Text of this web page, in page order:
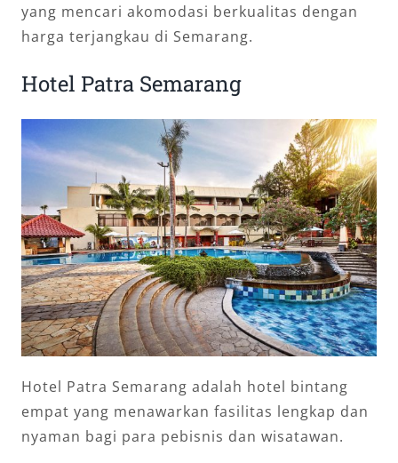
yang mencari akomodasi berkualitas dengan
harga terjangkau di Semarang.
Hotel Patra Semarang
Hotel Patra Semarang adalah hotel bintang
empat yang menawarkan fasilitas lengkap dan
nyaman bagi para pebisnis dan wisatawan.